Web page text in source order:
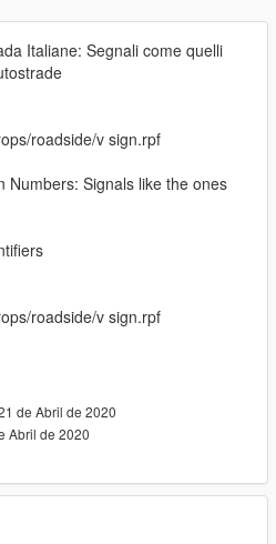
Italiane: Segnali come quelli
roadside/v sign.rpf
Numbers: Signals like the ones
roadside/v sign.rpf
de Abril de 2020
Abril de 2020